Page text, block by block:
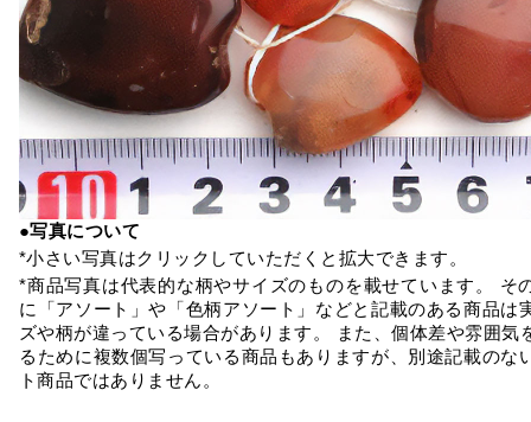
●写真について
*小さい写真はクリックしていただくと拡大できます。
*商品写真は代表的な柄やサイズのものを載せています。 そ
に「アソート」や「色柄アソート」などと記載のある商品は
ズや柄が違っている場合があります。 また、個体差や雰囲気
るために複数個写っている商品もありますが、別途記載のな
ト商品ではありません。